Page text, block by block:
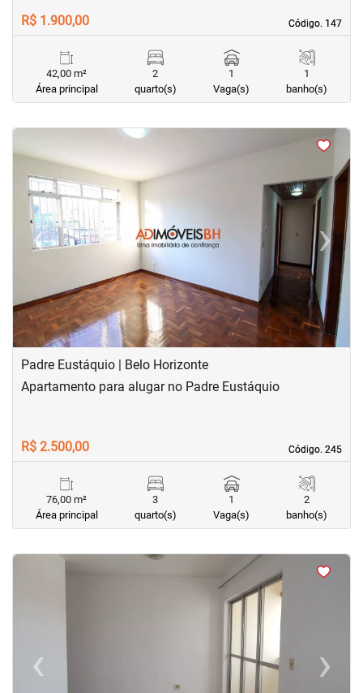
Código. 147
Código. 147
R$ 1.900,00
42,00 m²
Área principal
2
quarto(s)
1
Vaga(s)
1
banho(s)
‹Previous ›Next
Padre Eustáquio | Belo Horizonte
Código. 245
Código. 245
Apartamento para alugar no Padre Eustáquio
R$ 2.500,00
76,00 m²
Área principal
3
quarto(s)
1
Vaga(s)
2
banho(s)
<
‹Previous ›Next